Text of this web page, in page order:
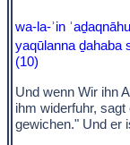
wa-la-ʾin
yaqūlanna ḏahaba
(10)
Und wenn Wir ihn
ihm widerfuhr,
gewichen." Und er